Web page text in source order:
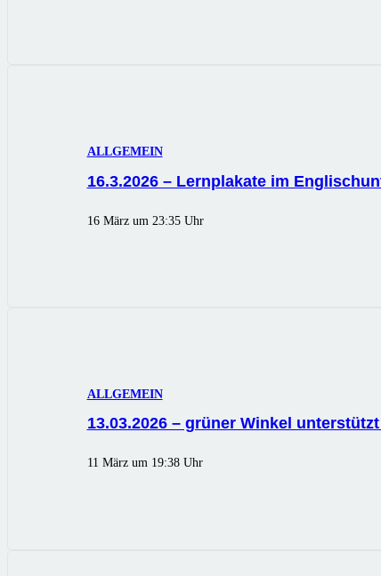
ALLGEMEIN
16.3.2026 – Lernplakate im
16 März um 23:35 Uhr
ALLGEMEIN
13.03.2026 – grüner Winkel
11 März um 19:38 Uhr